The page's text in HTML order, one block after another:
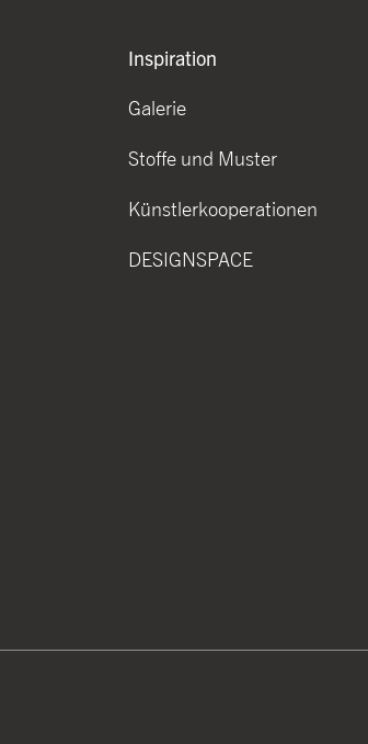
Inspiration
Galerie
Stoffe und Muster
Künstlerkooperationen
DESIGNSPACE